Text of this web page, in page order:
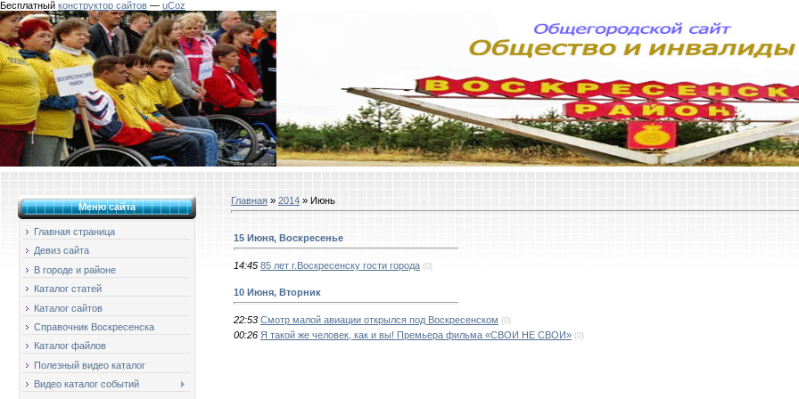
Бесплатный конструктор сайтов — uCoz
Меню сайта
Главная страница
Девиз сайта
В городе и районе
Каталог статей
Каталог сайтов
Справочник Воскресенска
Каталог файлов
Полезный видео каталог
Видео каталог событий
Главная » 2014 » Июнь
15 Июня, Воскресенье
14:45 85 лет г.Воскресенску гости города (0)
10 Июня, Вторник
22:53 Смотр малой авиации открылся под Воскресенском (0)
00:26 Я такой же человек, как и вы! Премьера фильма «СВОИ НЕ СВОИ» (0)